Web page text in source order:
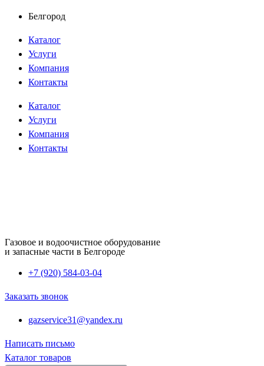
Перейти
содержимому
Белгород
Каталог
Услуги
Компания
Контакты
Каталог
Услуги
Компания
Контакты
Газовое и водоочистное оборудование
и запасные части в Белгороде
+7 (920) 584-03-04
Заказать звонок
gazservice31@yandex.ru
Написать письмо
Каталог товаров